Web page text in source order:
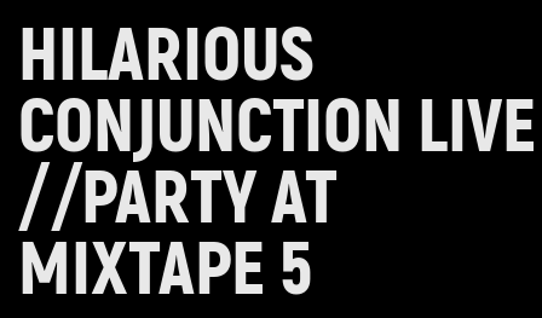
HILARIOUS
CONJUNCTION LIVE
//PARTY AT
MIXTAPE 5